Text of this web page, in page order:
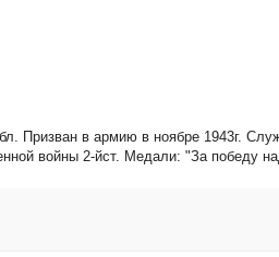
Призван в армию в ноябре 1943г.
войны 2-йст. Медали: "За победу